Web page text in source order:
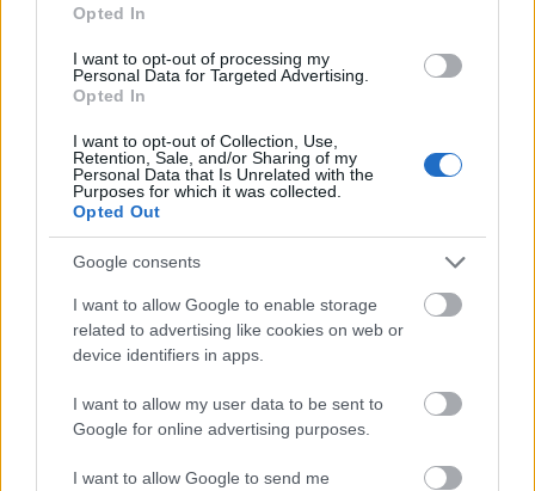
Opted In
I want to opt-out of processing my
Personal Data for Targeted Advertising.
Opted In
I want to opt-out of Collection, Use,
Retention, Sale, and/or Sharing of my
Personal Data that Is Unrelated with the
Purposes for which it was collected.
Opted Out
Google consents
I want to allow Google to enable storage
related to advertising like cookies on web or
device identifiers in apps.
I want to allow my user data to be sent to
Google for online advertising purposes.
I want to allow Google to send me
RobonAUT 2012 élmények
richard_szabo•2012. január 16.
A szombati verseny kellemes szórakozás volt
kicsiknek, nagyoknak.A Műszaki Egyetem Q
épületének aulájában a központi részen és az
autóknak egy-egy kört megtenniük. A hangulat
nagyon jó volt, még a csilláron is…